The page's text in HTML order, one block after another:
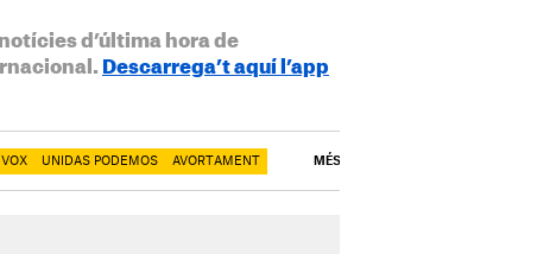
d’última hora de
Descarrega’t aquí l’app
VOX UNIDAS PODEMOS AVORTAMENT MÉS